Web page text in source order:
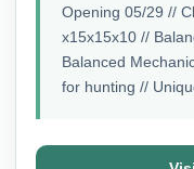
Opening 05/29 //
x15x15x10 //
Balanced
for hunting //